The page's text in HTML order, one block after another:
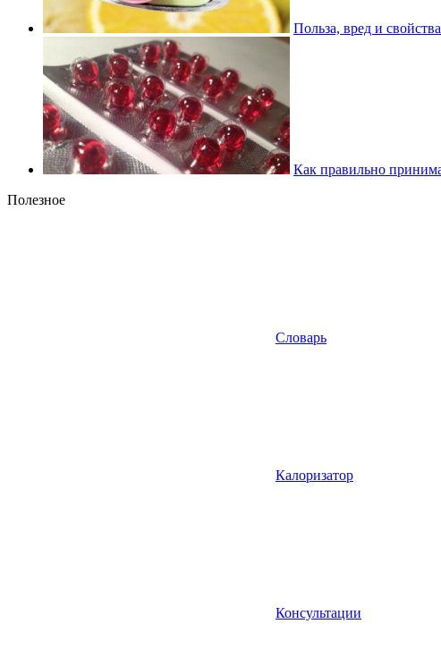
Польза, вред и
Как правильно
Полезное
Словарь
Калоризатор
Консультации